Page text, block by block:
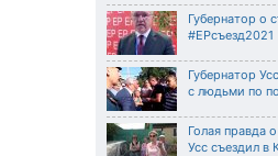
Губернатор о
#ЕРсъезд2021
Губернатор
с людьми по
Голая правда
Усс съездил в